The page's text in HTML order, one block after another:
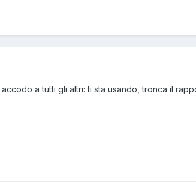
a tutti gli altri: ti sta usando, tronca il